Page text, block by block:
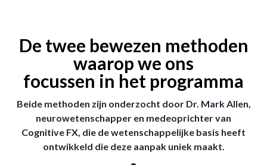
De twee bewezen methoden
waarop we ons
focussen in het programma
Beide methoden zijn onderzocht door Dr. Mark Allen,
neurowetenschapper en medeoprichter van
Cognitive FX, die de wetenschappelijke basis heeft
ontwikkeld die deze aanpak uniek maakt.